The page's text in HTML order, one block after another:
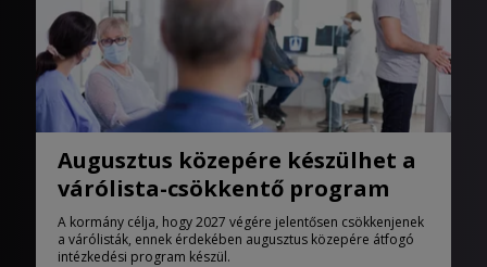
Augusztus közepére készülhet a
várólista-csökkentő program
A kormány célja, hogy 2027 végére jelentősen csökkenjenek
a várólisták, ennek érdekében augusztus közepére átfogó
intézkedési program készül.